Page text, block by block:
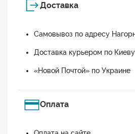
Доставка
Самовывоз по адресу
Доставка курьером по Киеву
«Новой Почтой» по Украине
Оплата